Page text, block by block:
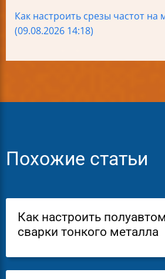
Как настроить срезы частот на
(09.08.2026 14:18)
Похожие статьи
Как настроить
сварки тонкого металла